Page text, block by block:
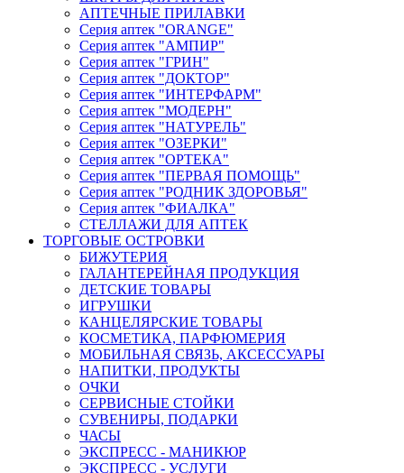
АПТЕЧНЫЕ ПРИЛАВКИ
Серия аптек "ORANGE"
Серия аптек "АМПИР"
Серия аптек "ГРИН"
Серия аптек "ДОКТОР"
Серия аптек "ИНТЕРФАРМ"
Серия аптек "МОДЕРН"
Серия аптек "НАТУРЕЛЬ"
Серия аптек "ОЗЕРКИ"
Серия аптек "ОРТЕКА"
Серия аптек "ПЕРВАЯ ПОМОЩЬ"
Серия аптек "РОДНИК ЗДОРОВЬЯ"
Серия аптек "ФИАЛКА"
СТЕЛЛАЖИ ДЛЯ АПТЕК
ТОРГОВЫЕ ОСТРОВКИ
БИЖУТЕРИЯ
ГАЛАНТЕРЕЙНАЯ ПРОДУКЦИЯ
ДЕТСКИЕ ТОВАРЫ
ИГРУШКИ
КАНЦЕЛЯРСКИЕ ТОВАРЫ
КОСМЕТИКА, ПАРФЮМЕРИЯ
МОБИЛЬНАЯ СВЯЗЬ, АКСЕССУАРЫ
НАПИТКИ, ПРОДУКТЫ
ОЧКИ
СЕРВИСНЫЕ СТОЙКИ
СУВЕНИРЫ, ПОДАРКИ
ЧАСЫ
ЭКСПРЕСС - МАНИКЮР
ЭКСПРЕСС - УСЛУГИ